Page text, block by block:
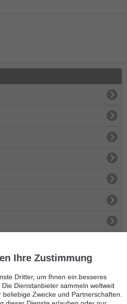
Ihre Zustimmung
Dritter, um Ihnen ein besseres
Dienstanbieter sammeln weltweit
Zwecke und Partnerschaften.